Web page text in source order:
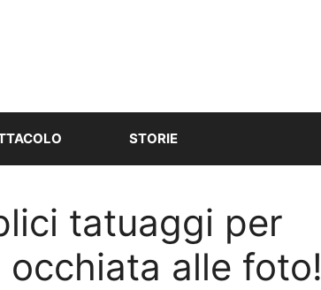
STORIE
tatuaggi per
alle foto!